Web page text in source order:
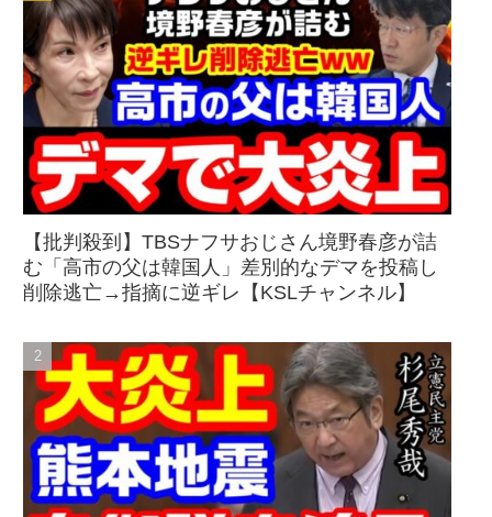
【批判殺到】TBSナフサおじさん境野春彦が詰
む「高市の父は韓国人」差別的なデマを投稿し
削除逃亡→指摘に逆ギレ【KSLチャンネル】